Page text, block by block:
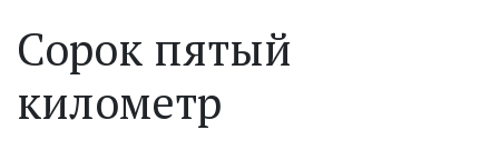
Сорок пятый
километр